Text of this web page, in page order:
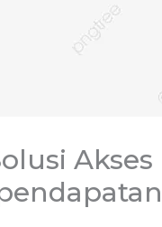
Akses